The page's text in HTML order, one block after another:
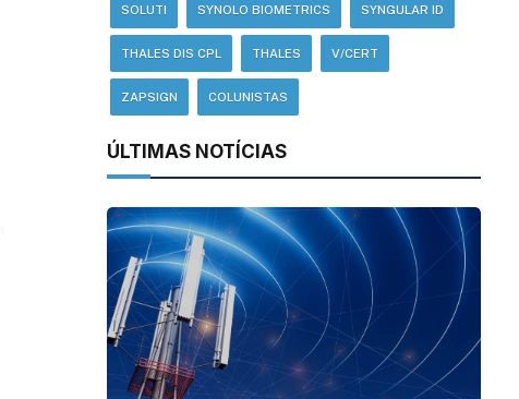
SOLUTI SYNOLO BIOMETRICS SYNGULAR ID
THALES DIS CPL THALES V/CERT
ZAPSIGN COLUNISTAS
ÚLTIMAS NOTÍCIAS